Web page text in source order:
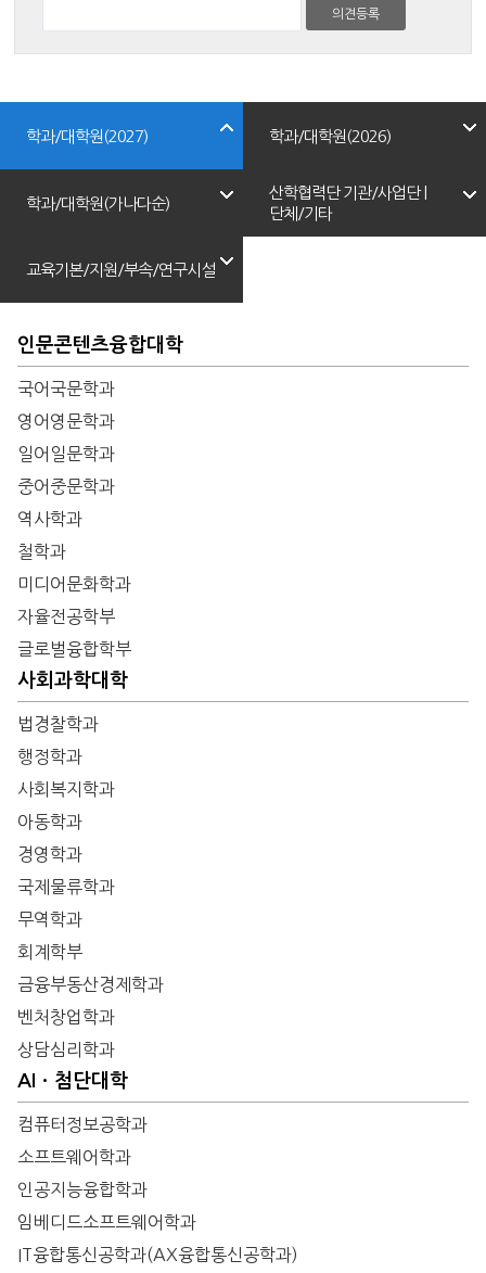
학과/대학원(2027)
인문콘텐츠융합대학
국어국문학과
영어영문학과
일어일문학과
중어중문학과
역사학과
철학과
미디어문화학과
자율전공학부
글로벌융합학부
사회과학대학
법경찰학과
행정학과
사회복지학과
아동학과
경영학과
국제물류학과
무역학과
회계학부
금융부동산경제학과
벤처창업학과
상담심리학과
AIㆍ첨단대학
컴퓨터정보공학과
소프트웨어학과
인공지능융합학과
임베디드소프트웨어학과
IT융합통신공학과(AX융합통신공학과)
학과/대학원(2026)
학과/대학원(가나다순)
교육기본/지원/부속/연구시설
산학협력단 기관/사업단 |
단체/기타